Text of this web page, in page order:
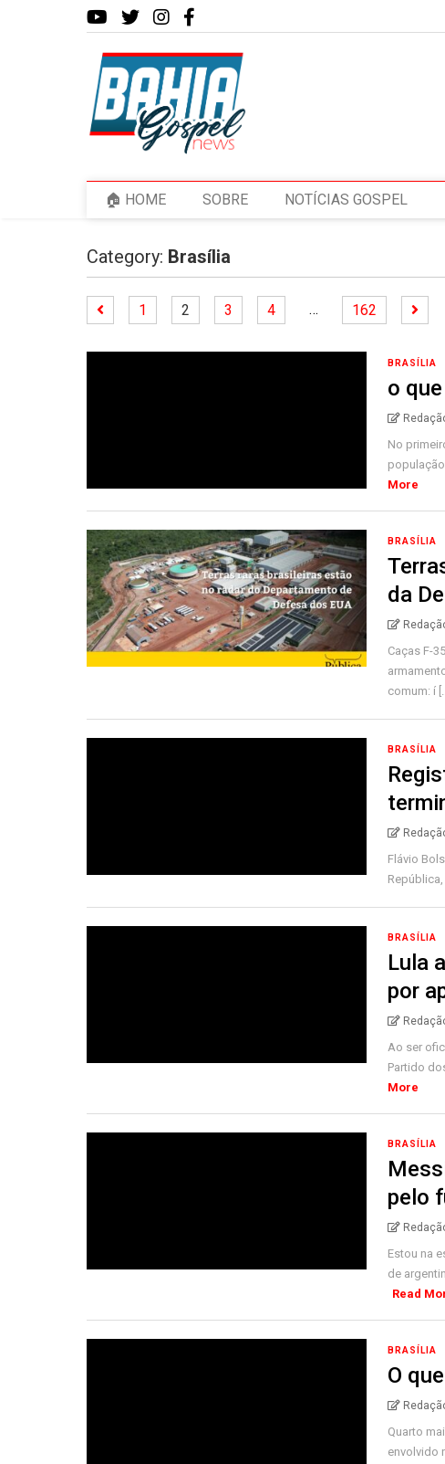
🏠 HOME SOBRE NOTÍCIAS GOSPEL
Category: Brasília
1 2 3 4 … 162
BRASÍLIA
o
No
More
BRASÍLIA
da
Caças F-
comum: í
BRASÍLIA
Flávio
BRASÍLIA
Lula
por
Ao ser
Partido
More
BRASÍLIA
pelo
Estou na
de
Read
BRASÍLIA
O
Quarto
envolvido